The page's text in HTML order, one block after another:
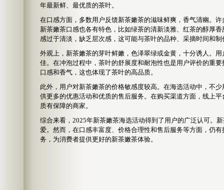
年最新鲜、最优质的茶叶。
在口感方面，多数用户反馈新茶嫩茶的滋味鲜爽，香气清幽。
新茶嫩茶口感也各有特色，比如绿茶的清新淡雅、红茶的醇厚
感过于清淡，缺乏层次感，这可能与茶叶的品种、采摘时间和制
外观上，新茶嫩茶的芽叶鲜嫩，色泽翠绿或金黄，十分诱人。
佳。在冲泡过程中，茶叶的舒展度和耐泡性也是用户评价的重
口感和香气，这也体现了茶叶的高品质。
此外，用户对新茶嫩茶的价格敏感度较高。在海选活动中，不
供更多的优惠活动和优质的售后服务。在购买渠道方面，线上
质有保障的商家。
综合来看，2025年新茶嫩茶海选活动得到了用户的广泛认可。
爱。然而，在口感丰富度、价格合理性和售后服务等方面，仍
务，为消费者提供更好的新茶嫩茶体验。